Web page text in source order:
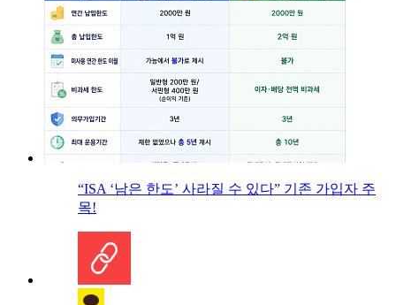
“ISA ‘남은 한도’ 사라질 수 있다” 기존 가입자 주
목!